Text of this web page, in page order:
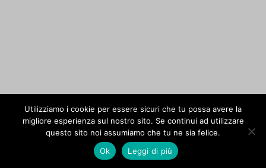
Utilizziamo i cookie per essere sicuri che tu possa avere la
migliore esperienza sul nostro sito. Se continui ad utilizzare
questo sito noi assumiamo che tu ne sia felice.
Ok
Leggi di più